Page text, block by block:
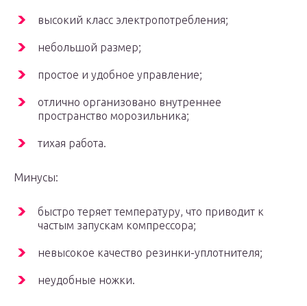
высокий класс электропотребления;
небольшой размер;
простое и удобное управление;
отлично организовано внутреннее
пространство морозильника;
тихая работа.
Минусы:
быстро теряет температуру, что приводит к
частым запускам компрессора;
невысокое качество резинки-уплотнителя;
неудобные ножки.